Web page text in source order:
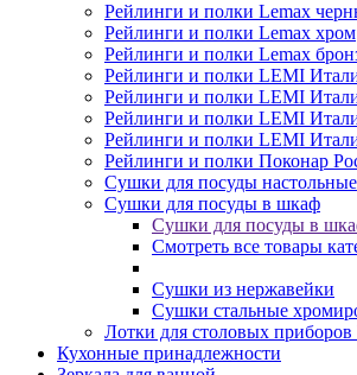
Рейлинги и полки Lemax
Рейлинги и полки Lemax хром
Рейлинги и полки Lemax
Рейлинги и полки LEMI
Рейлинги и полки LEMI
Рейлинги и полки LEMI
Рейлинги и полки LEMI
Рейлинги и полки Поконар
Сушки для посуды настольные
Сушки для посуды в шкаф
Сушки для посуды в
Смотреть все товары
Сушки из нержавейки
Сушки стальные
Лотки для столовых приборов
Кухонные принадлежности